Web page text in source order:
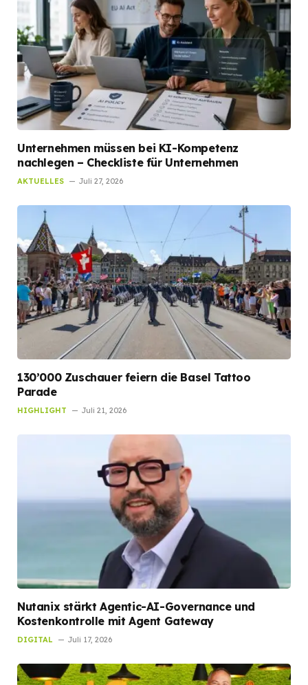
Unternehmen müssen bei KI-Kompetenz
nachlegen – Checkliste für Unternehmen
AKTUELLES Juli 27, 2026
130’000 Zuschauer feiern die Basel Tattoo
Parade
HIGHLIGHT Juli 21, 2026
Nutanix stärkt Agentic-AI-Governance und
Kostenkontrolle mit Agent Gateway
DIGITAL Juli 17, 2026